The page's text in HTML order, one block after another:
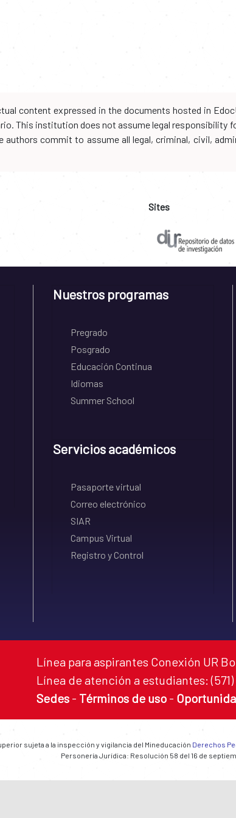
content expressed in the documents hosted in
This institution does not assume legal
authors commit to assume all legal, criminal, civil,
Sites
Nuestros programas
Pregrado
Posgrado
Educación Continua
Idiomas
Summer School
Servicios académicos
Pasaporte virtual
Correo electrónico
SIAR
Campus Virtual
Registro y Control
Línea para aspirantes Conexión UR
Línea de atención a estudiantes: (571)
Sedes - Términos de uso -
sujeta a la inspección y vigilancia del Mineducación Derechos
Personería Jurídica: Resolución 58 del 16 de